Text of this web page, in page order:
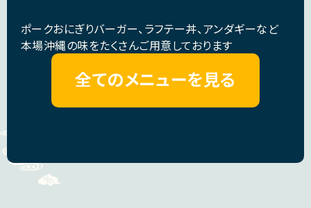
ポークおにぎりバーガー、ラフテー丼、アンダギーなど
本場沖縄の味をたくさんご用意しております
全てのメニューを見る